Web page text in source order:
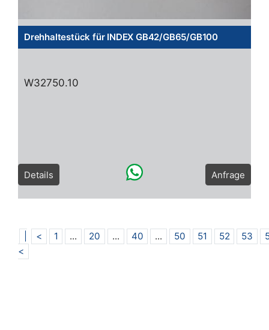
Drehhaltestück für INDEX GB42/GB65/GB100
W32750.10
Details Anfrage
<
< 1 ... 20 ... 40 ... 50 51 52 53